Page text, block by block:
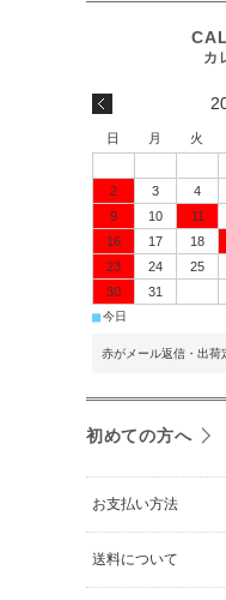
日 月 火
2
3 4
9
10 11
16
17 18
23
24 25
30
31
■今日
赤がメール返信・出荷
初めての方へ
お支払い方法
送料について